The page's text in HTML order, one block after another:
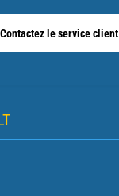
Contactez le service client